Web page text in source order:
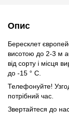
Опис
Бересклет
висотою до 2-3 м
від сорту і місця
до -15 ° С.
Телефонуйте!
потрібний час.
Звертайтеся до